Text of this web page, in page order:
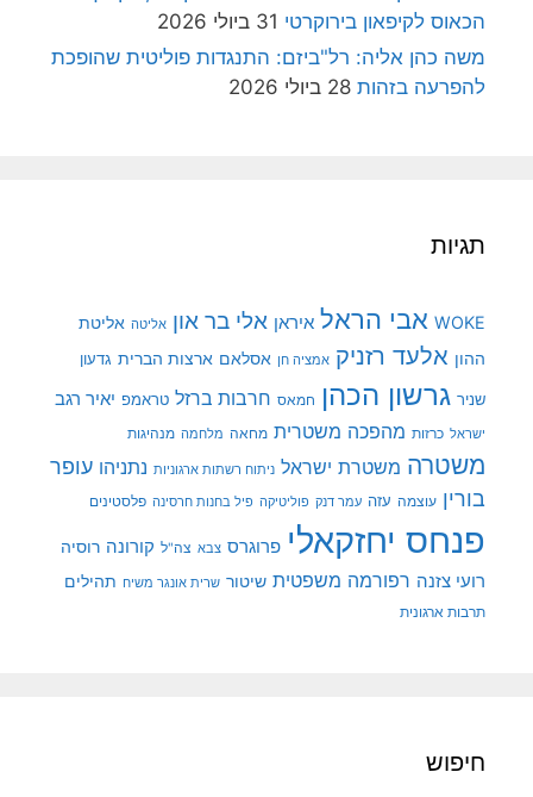
הכאוס לקיפאון בירוקרטי 31 ביולי 2026
משה כהן אליה: רל"ביזם: התנגדות פוליטית שהופכת
להפרעה בזהות 28 ביולי 2026
תגיות
WOKE אבי הראל איראן אלי בר און אליטה אליטת
ההון אלעד רזניק אמציה חן אסלאם ארצות הברית גדעון
שניר גרשון הכהן חמאס חרבות ברזל טראמפ יאיר רגב
ישראל כרזות מהפכה משטרית מחאה מלחמה מנהיגות
משטרה משטרת ישראל ניתוח רשתות ארגוניות נתניהו עופר
בורין עוצמה עזה עמר דנק פוליטיקה פיל בחנות חרסינה פלסטינים
פנחס יחזקאלי פרוגרס צבא צה"ל קורונה רוסיה
רועי צזנה רפורמה משפטית שיטור שרית אונגר משיח תהילים
תרבות ארגונית
חיפוש